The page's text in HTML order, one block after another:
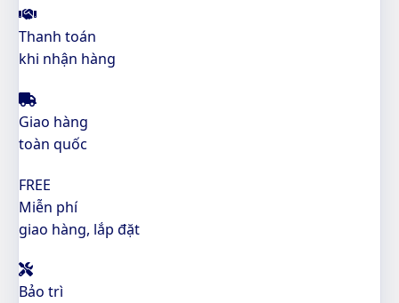
Thanh toán
khi nhận hàng
Giao hàng
toàn quốc
FREE
Miễn phí
giao hàng, lắp đặt
Bảo trì